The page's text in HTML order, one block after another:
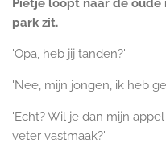
Pietje loopt naar de
park zit.
'Opa, heb jij tanden?'
'Nee, mijn jongen, ik heb
'Echt? Wil je dan mijn
veter vastmaak?'